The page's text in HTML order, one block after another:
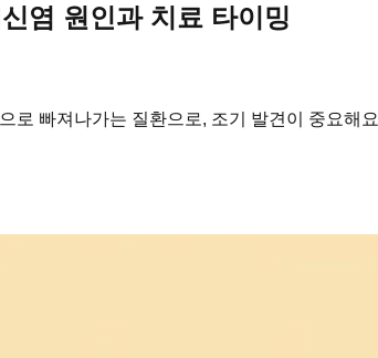
염 원인과 치료 타이밍
빠져나가는 질환으로, 조기 발견이 중요해